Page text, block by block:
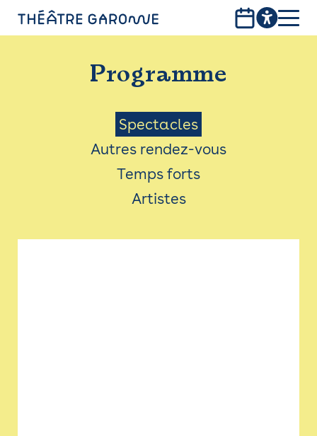
PROGRAMME
INFOS PRATIQUES
AVEC LES PUBLICS
ACCESSIBILITÉ
LES PRODUCTIONS
Programme
Menu
Saison
Spectacles
Autres rendez-vous
Temps forts
Artistes